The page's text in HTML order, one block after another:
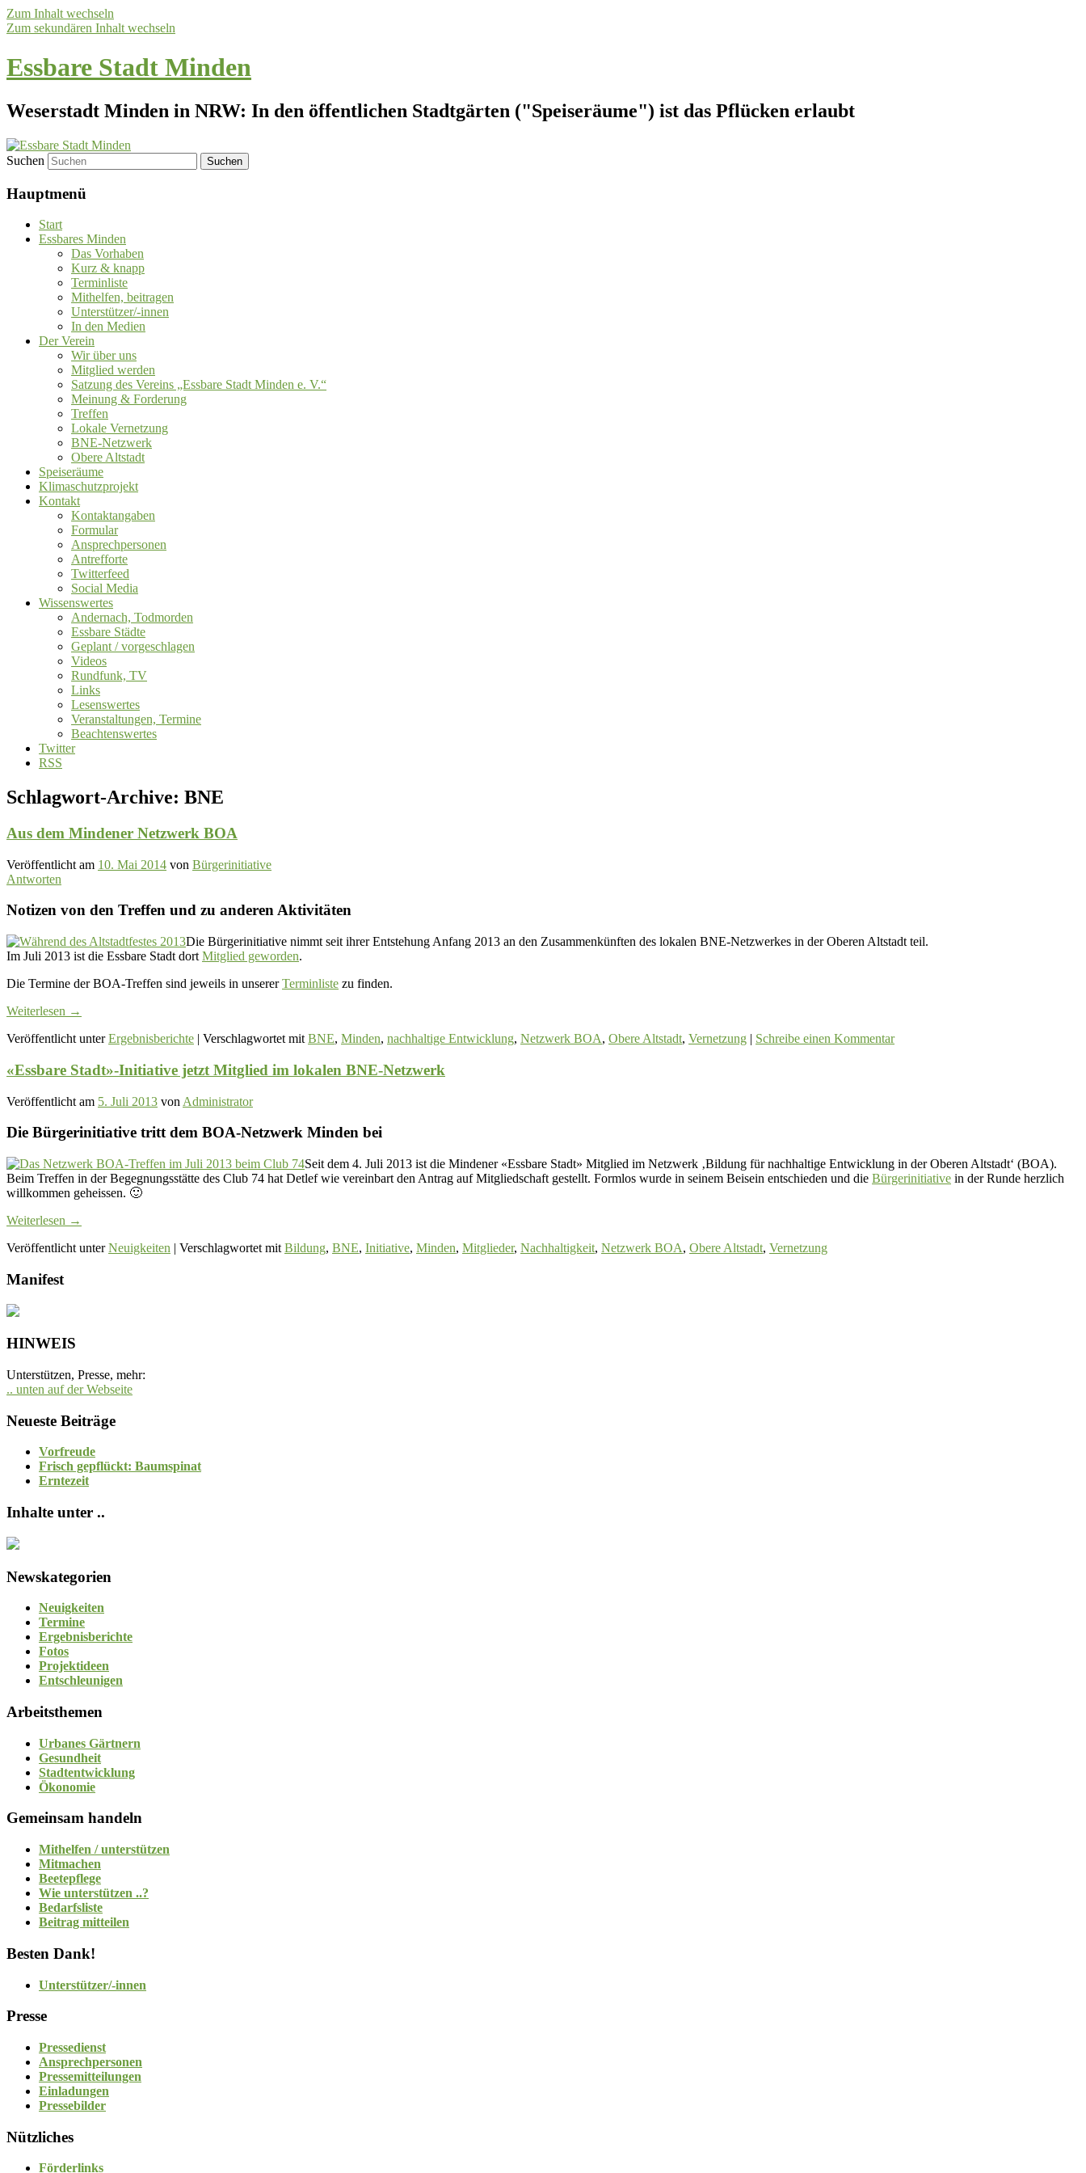
Zum Inhalt wechseln
Zum sekundären Inhalt wechseln
Essbare Stadt Minden
Weserstadt Minden in NRW: In den öffentlichen Stadtgärten ("Speiseräume") ist das Pflücken erlaubt
Suchen
Hauptmenü
Start
Essbares Minden
Das Vorhaben
Kurz & knapp
Terminliste
Mithelfen, beitragen
Unterstützer/-innen
In den Medien
Der Verein
Wir über uns
Mitglied werden
Satzung des Vereins „Essbare Stadt Minden e. V.“
Meinung & Forderung
Treffen
Lokale Vernetzung
BNE-Netzwerk
Obere Altstadt
Speiseräume
Klimaschutzprojekt
Kontakt
Kontaktangaben
Formular
Ansprechpersonen
Antrefforte
Twitterfeed
Social Media
Wissenswertes
Andernach, Todmorden
Essbare Städte
Geplant / vorgeschlagen
Videos
Rundfunk, TV
Links
Lesenswertes
Veranstaltungen, Termine
Beachtenswertes
Twitter
RSS
Schlagwort-Archive: BNE
Aus dem Mindener Netzwerk BOA
Veröffentlicht am 10. Mai 2014 von Bürgerinitiative
Antworten
Notizen von den Treffen und zu anderen Aktivitäten
Die Bürgerinitiative nimmt seit ihrer Entstehung Anfang 2013 an den Zusammenkünften des lokalen BNE-Netzwerkes in der Oberen Altstadt teil.
Im Juli 2013 ist die Essbare Stadt dort Mitglied geworden.
Die Termine der BOA-Treffen sind jeweils in unsererTerminliste zu finden.
Weiterlesen →
Veröffentlicht unter Ergebnisberichte | Verschlagwortet mit BNE, Minden, nachhaltige Entwicklung, Netzwerk BOA, Obere Altstadt, Vernetzung | Schreibe einen Kommentar
«Essbare Stadt»-Initiative jetzt Mitglied im lokalen BNE-Netzwerk
Veröffentlicht am 5. Juli 2013 von Administrator
Die Bürgerinitiative tritt dem BOA-Netzwerk Minden bei
Seit dem 4. Juli 2013 ist die Mindener «Essbare Stadt» Mitglied im Netzwerk ‚Bildung für nachhaltige Entwicklung in der Oberen Altstadt‘ (BOA).
Beim Treffen in der Begegnungsstätte des Club 74 hat Detlef wie vereinbart den Antrag auf Mitgliedschaft gestellt. Formlos wurde in seinem Beisein entschieden und die Bürgerinitiative in der Runde herzlich
willkommen geheissen. 🙂
Weiterlesen →
Veröffentlicht unter Neuigkeiten | Verschlagwortet mit Bildung, BNE, Initiative, Minden, Mitglieder, Nachhaltigkeit, Netzwerk BOA, Obere Altstadt, Vernetzung
Manifest
HINWEIS
Unterstützen, Presse, mehr:
.. unten auf der Webseite
Neueste Beiträge
Vorfreude
Frisch gepflückt: Baumspinat
Erntezeit
Inhalte unter ..
Newskategorien
Neuigkeiten
Termine
Ergebnisberichte
Fotos
Projektideen
Entschleunigen
Arbeitsthemen
Urbanes Gärtnern
Gesundheit
Stadtentwicklung
Ökonomie
Gemeinsam handeln
Mithelfen / unterstützen
Mitmachen
Beetepflege
Wie unterstützen ..?
Bedarfsliste
Beitrag mitteilen
Besten Dank!
Unterstützer/-innen
Presse
Pressedienst
Ansprechpersonen
Pressemitteilungen
Einladungen
Pressebilder
Nützliches
Förderlinks